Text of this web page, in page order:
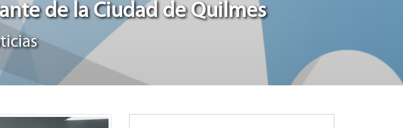
de la Ciudad de Quilmes